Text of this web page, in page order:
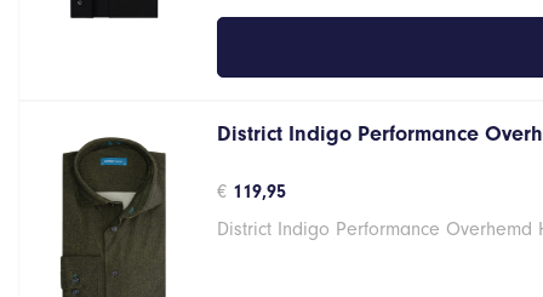
District Indigo Performance
€ 119,95
District Indigo Performance